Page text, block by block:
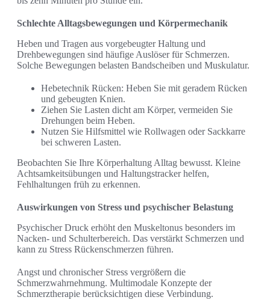
Schlechte Alltagsbewegungen und Körpermechanik
Heben und Tragen aus vorgebeugter Haltung und
Drehbewegungen sind häufige Auslöser für Schmerzen.
Solche Bewegungen belasten Bandscheiben und Muskulatur.
Hebetechnik Rücken: Heben Sie mit geradem Rücken
und gebeugten Knien.
Ziehen Sie Lasten dicht am Körper, vermeiden Sie
Drehungen beim Heben.
Nutzen Sie Hilfsmittel wie Rollwagen oder Sackkarre
bei schweren Lasten.
Beobachten Sie Ihre Körperhaltung Alltag bewusst. Kleine
Achtsamkeitsübungen und Haltungstracker helfen,
Fehlhaltungen früh zu erkennen.
Auswirkungen von Stress und psychischer Belastung
Psychischer Druck erhöht den Muskeltonus besonders im
Nacken- und Schulterbereich. Das verstärkt Schmerzen und
kann zu Stress Rückenschmerzen führen.
Angst und chronischer Stress vergrößern die
Schmerzwahrnehmung. Multimodale Konzepte der
Schmerztherapie berücksichtigen diese Verbindung.